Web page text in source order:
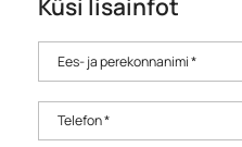
Küsi lisainfot
Ees- ja perekonnanimi *
Telefon *